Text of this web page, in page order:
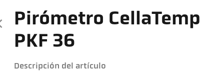
Pirómetro CellaTemp
PKF 36
Descripción del artículo